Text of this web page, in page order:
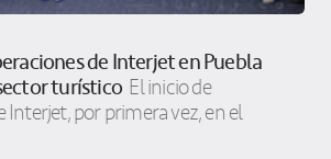
de Interjet en Puebla
turístico El inicio de
Interjet, por primera vez, en el